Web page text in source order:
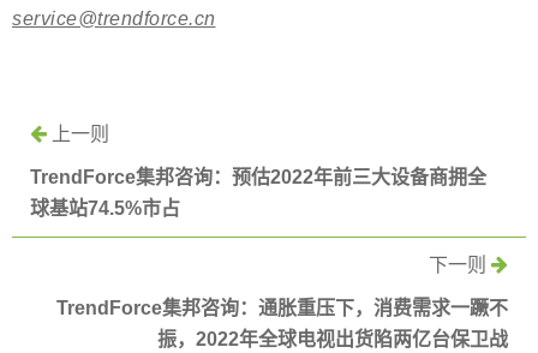
service@trendforce.cn
上一则
TrendForce集邦咨询：预估2022年前三大设备商拥全
球基站74.5%市占
下一则
TrendForce集邦咨询：通胀重压下，消费需求一蹶不
振，2022年全球电视出货陷两亿台保卫战